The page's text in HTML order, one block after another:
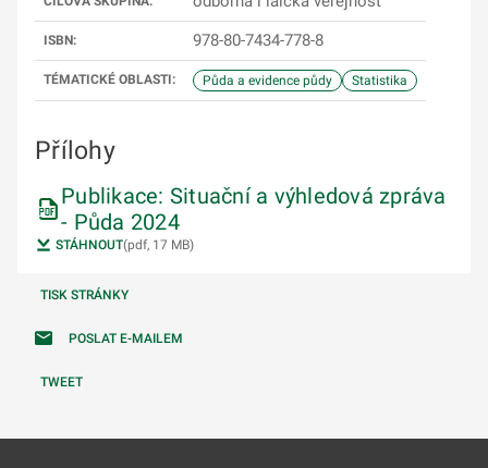
ISBN: 978-80-7434-778-8
TÉMATICKÉ OBLASTI: Půda a evidence půdy Statistika
Přílohy
Publikace: Situační a výhledová zpráva
- Půda 2024
STÁHNOUT(pdf, 17 MB)
TISK STRÁNKY
POSLAT E-MAILEM
TWEET